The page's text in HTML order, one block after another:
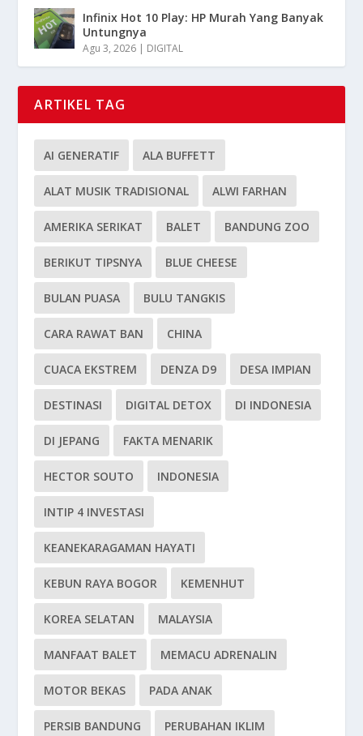
Infinix Hot 10 Play: HP Murah Yang Banyak
Untungnya
Agu 3, 2026 | DIGITAL
ARTIKEL TAG
AI GENERATIF ALA BUFFETT
ALAT MUSIK TRADISIONAL ALWI FARHAN
AMERIKA SERIKAT BALET BANDUNG ZOO
BERIKUT TIPSNYA BLUE CHEESE
BULAN PUASA BULU TANGKIS
CARA RAWAT BAN CHINA
CUACA EKSTREM DENZA D9 DESA IMPIAN
DESTINASI DIGITAL DETOX DI INDONESIA
DI JEPANG FAKTA MENARIK
HECTOR SOUTO INDONESIA
INTIP 4 INVESTASI
KEANEKARAGAMAN HAYATI
KEBUN RAYA BOGOR KEMENHUT
KOREA SELATAN MALAYSIA
MANFAAT BALET MEMACU ADRENALIN
MOTOR BEKAS PADA ANAK
PERSIB BANDUNG PERUBAHAN IKLIM